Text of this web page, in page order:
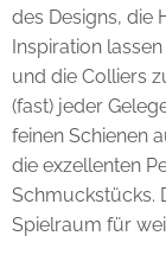
des Designs, die
Inspiration
und die Colliers
(fast) jeder
feinen Schienen
die exzellenten
Schmuckstücks.
Spielraum für